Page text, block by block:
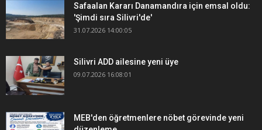
Safaalan Kararı Danamandıra için emsal oldu:
'Şimdi sıra Silivri'de'
31.07.2026 14:00:05
Silivri ADD ailesine yeni üye
09.07.2026 16:08:01
MEB'den öğretmenlere nöbet görevinde yeni